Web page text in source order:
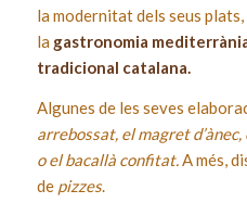
la modernitat dels seus plats,
la gastronomia
tradicional catalana.
Algunes de les seves
arrebossat, el magret
o el bacallà confitat. A més,
de pizzes.